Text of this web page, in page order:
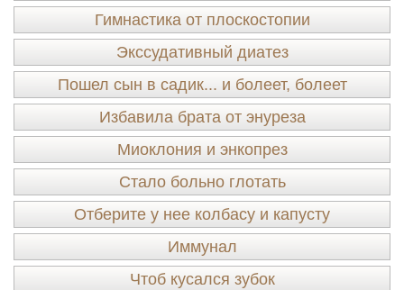
Гимнастика от плоскостопии
Экссудативный диатез
Пошел сын в садик... и болеет, болеет
Избавила брата от энуреза
Миоклония и энкопрез
Стало больно глотать
Отберите у нее колбасу и капусту
Иммунал
Чтоб кусался зубок